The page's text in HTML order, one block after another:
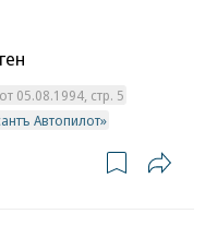
05.08.1994, стр. 5
Автопилот»